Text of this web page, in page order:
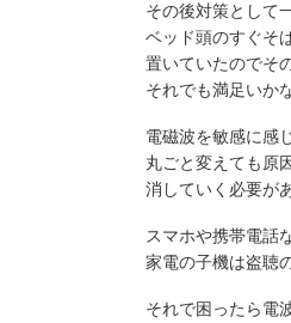
その後対策として
ベッド頭のすぐそ
置いていたのでそ
それでも満足いか
電磁波を敏感に感
丸ごと変えても原
消していく必要が
スマホや携帯電話
家電の子機は盗聴
それで困ったら電